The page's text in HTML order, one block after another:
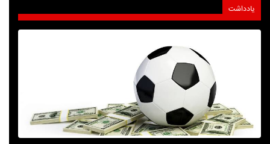
یادداشت